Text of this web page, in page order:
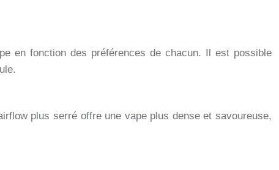
en fonction des préférences de chacun. Il est possible
plus serré offre une vape plus dense et savoureuse,